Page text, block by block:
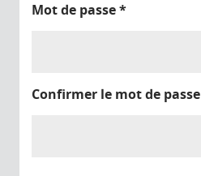
Mot de passe*
Confirmer le mot de passe